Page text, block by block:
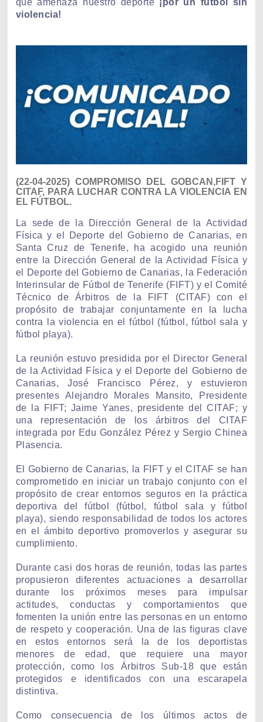
violencia!
(22-04-2025) COMPROMISO DEL GOBCAN,FIFT Y
CITAF, PARA LUCHAR CONTRA LA VIOLENCIA EN
EL FÚTBOL.
La sede de la Dirección General de la Actividad
Física y el Deporte del Gobierno de Canarias, en
Santa Cruz de Tenerife, ha acogido una reunión
entre la Dirección General de la Actividad Física y
el Deporte del Gobierno de Canarias, la Federación
Interinsular de Fútbol de Tenerife (FIFT) y el Comité
Técnico de Árbitros de la FIFT (CITAF) con el
propósito de trabajar conjuntamente en la lucha
contra la violencia en el fútbol (fútbol, fútbol sala y
fútbol playa).
La reunión estuvo presidida por el Director General
de la Actividad Física y el Deporte del Gobierno de
Canarias, José Francisco Pérez, y estuvieron
presentes Alejandro Morales Mansito, Presidente
de la FIFT; Jaime Yanes, presidente del CITAF; y
una representación de los árbitros del CITAF
integrada por Edu González Pérez y Sergio Chinea
Plasencia.
El Gobierno de Canarias, la FIFT y el CITAF se han
comprometido en iniciar un trabajo conjunto con el
propósito de crear entornos seguros en la práctica
deportiva del fútbol (fútbol, fútbol sala y fútbol
playa), siendo responsabilidad de todos los actores
en el ámbito deportivo promoverlos y asegurar su
cumplimiento.
Durante casi dos horas de reunión, todas las partes
propusieron diferentes actuaciones a desarrollar
durante los próximos meses para impulsar
actitudes, conductas y comportamientos que
fomenten la unión entre las personas en un entorno
de respeto y cooperación. Una de las figuras clave
en estos entornos será la de los deportistas
menores de edad, que requiere una mayor
protección, como los Árbitros Sub-18 que están
protegidos e identificados con una escarapela
distintiva.
Como consecuencia de los últimos actos de